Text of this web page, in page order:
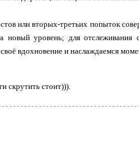
или вторых-третьих попыток
новый уровень; для отслеживания
вдохновение и наслаждаемся
скрутить стоит))).